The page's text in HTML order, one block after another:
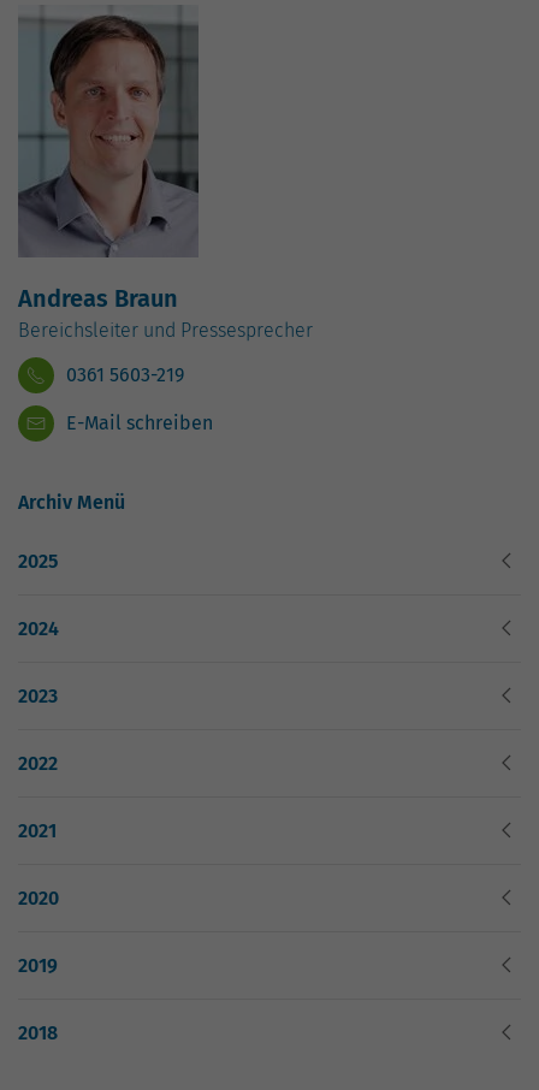
Andreas Braun
Bereichsleiter und Pressesprecher
0361 5603-219
E-Mail schreiben
Archiv Menü
2025
2024
2023
2022
2021
2020
2019
2018